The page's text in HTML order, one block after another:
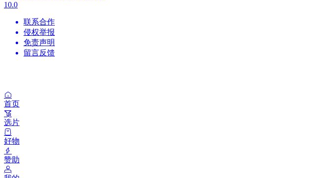
10.0
联系合作
侵权举报
免责声明
留言反馈
首页
选片
好物
赞助